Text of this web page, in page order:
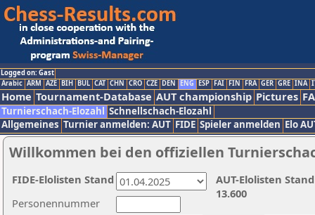
Logged on: Gast
Arabic ARM AZE BIH BUL CAT CHN CRO CZE DEN ENG ESP FAI FIN FRA GER GRE INA
Home Tournament-Database AUT championship Pictures
Turnierschach-Elozahl Schnellschach-Elozahl
Allgemeines Turnier anmelden: AUT FIDE Spieler anmelden Elo
Willkommen bei den offiziellen
Personennummer
AUT-Elolisten
13.600
FIDE-Elolisten Stand